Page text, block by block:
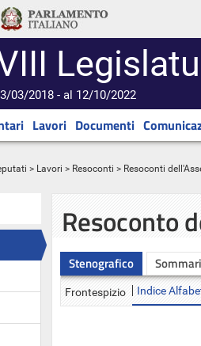
03/2018 - al 12/10/2022
Lavori Documenti
> Lavori > Resoconti > Resoconti
Resoconto
Stenografico
Frontespizio Indice